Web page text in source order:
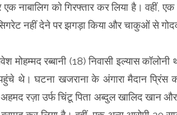
नाबालिग काे गिरफ्तार कर लिया है। वहीं,
नहीं देने पर झगड़ा किया और चाकुओं से
रब्बानी (18) निवासी इल्यास
थे। घटना खजराना के अंगारा मैदान प्रिंस
रज़ा उर्फ चिंटू पिता अब्दुल खालिद खान